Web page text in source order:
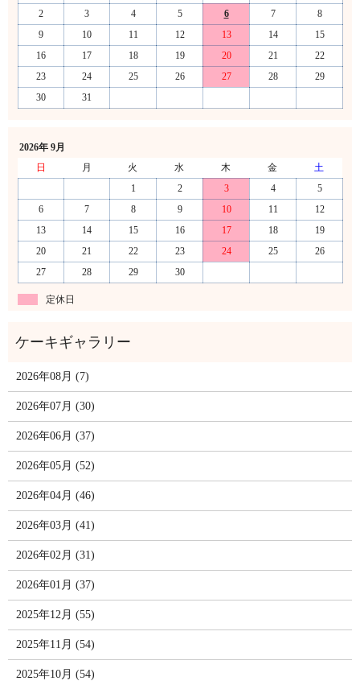
2
3 4 5 6 7
8
9
10 11 12 13 14
15
16
17 18 19 20 21
22
23
24 25 26 27 28
29
30
31
2026年 9月
日
月 火 水 木 金
土
1
2 3 4
5
6
7 8 9 10 11
12
13
14 15 16 17 18
19
20
21 22 23 24 25
26
27
28 29 30
定休日
2026年08月 (7)
2026年07月 (30)
2026年06月 (37)
2026年05月 (52)
2026年04月 (46)
2026年03月 (41)
2026年02月 (31)
2026年01月 (37)
2025年12月 (55)
2025年11月 (54)
2025年10月 (54)